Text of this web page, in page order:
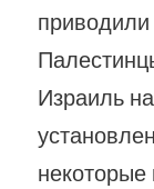
Израиль